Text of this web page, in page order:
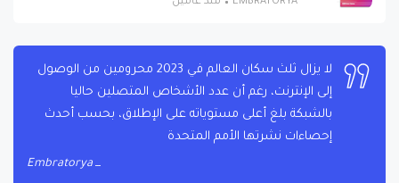
لا يزال ثلث سكان العالم في 2023 محرومين من الوصول
إلى الإنترنت، رغم أن عدد الأشخاص المتصلين حاليا
بالشبكة بلغ أعلى مستوياته على الإطلاق، بحسب أحدث
إحصاءات نشرتها الأمم المتحدة
Embratorya